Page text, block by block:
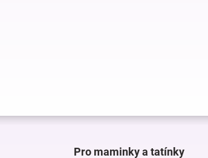
Pro maminky a tatínky